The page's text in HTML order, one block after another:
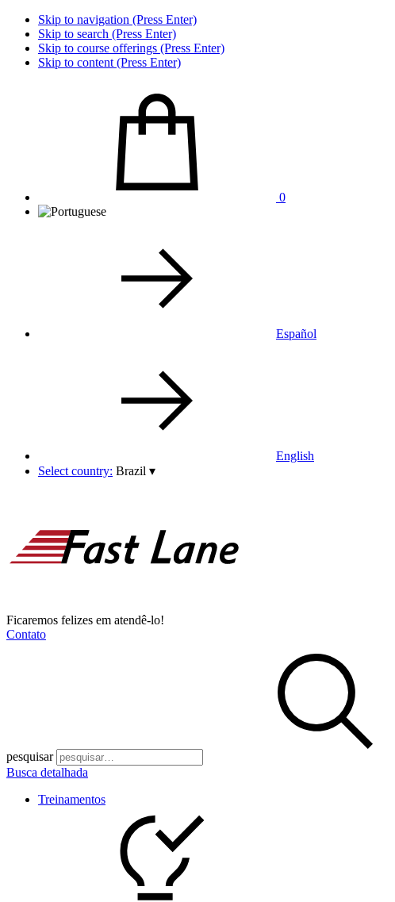
Skip to navigation (Press Enter)
Skip to search (Press Enter)
Skip to course offerings (Press Enter)
Skip to content (Press Enter)
0
Español
English
Select country: Brazil ▾
Ficaremos felizes em atendê-lo!
Contato
pesquisar
Busca detalhada
Treinamentos